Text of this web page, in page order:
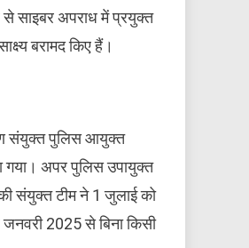
साइबर अपराध में प्रयुक्त
बरामद किए हैं।
संयुक्त पुलिस आयुक्त
गया। अपर पुलिस उपायुक्त
संयुक्त टीम ने 1 जुलाई को
2025 से बिना किसी